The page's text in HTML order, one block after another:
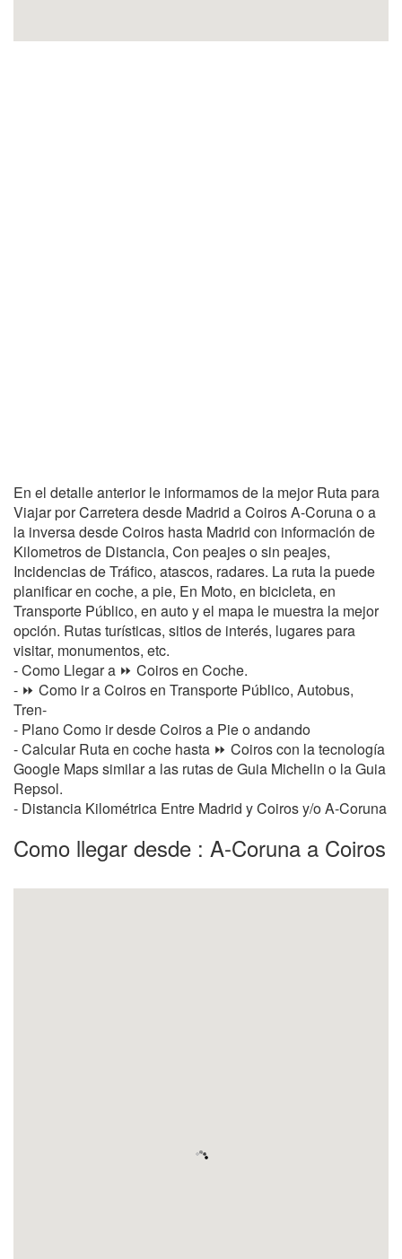
En el detalle anterior le informamos de la mejor Ruta para
Viajar por Carretera desde Madrid a Coiros A-Coruna o a
la inversa desde Coiros hasta Madrid con información de
Kilometros de Distancia, Con peajes o sin peajes,
Incidencias de Tráfico, atascos, radares. La ruta la puede
planificar en coche, a pie, En Moto, en bicicleta, en
Transporte Público, en auto y el mapa le muestra la mejor
opción. Rutas turísticas, sitios de interés, lugares para
visitar, monumentos, etc.
- Como Llegar a ⏩ Coiros en Coche.
- ⏩ Como ir a Coiros en Transporte Público, Autobus,
Tren-
- Plano Como ir desde Coiros a Pie o andando
- Calcular Ruta en coche hasta ⏩ Coiros con la tecnología
Google Maps similar a las rutas de Guia Michelin o la Guia
Repsol.
- Distancia Kilométrica Entre Madrid y Coiros y/o A-Coruna
Como llegar desde : A-Coruna a Coiros